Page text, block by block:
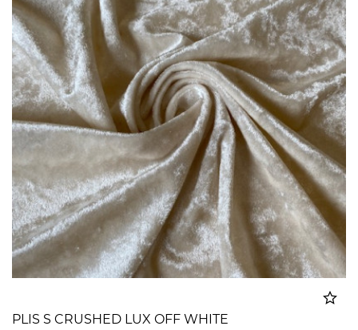
PLIS S CRUSHED LUX OFF WHITE